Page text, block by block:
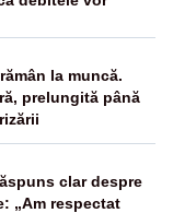
la muncă.
prelungită până
clar despre
„Am respectat